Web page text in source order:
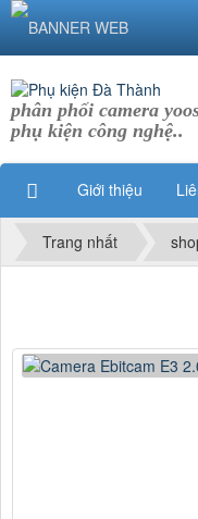
phân phối camera
phụ kiện công nghệ..
Giới thiệu
Trang nhất